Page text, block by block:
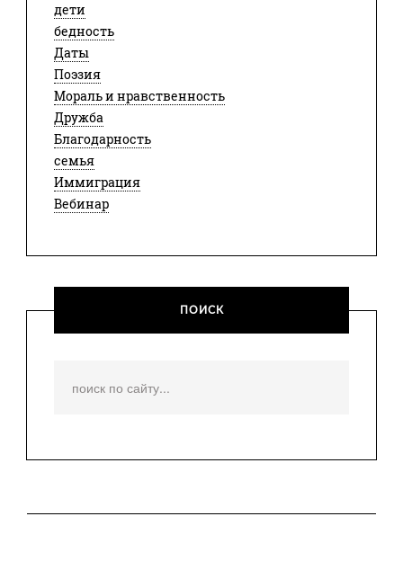
дети
бедность
Даты
Поэзия
Мораль и нравственность
Дружба
Благодарность
семья
Иммиграция
Вебинар
ПОИСК